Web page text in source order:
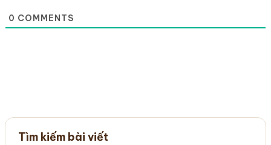
0 COMMENTS
Tìm kiếm bài viết